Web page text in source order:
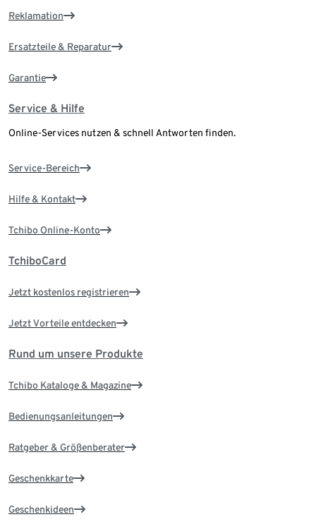
Reklamation
Ersatzteile & Reparatur
Garantie
Service & Hilfe
Online-Services nutzen & schnell Antworten finden.
Service-Bereich
Hilfe & Kontakt
Tchibo Online-Konto
TchiboCard
Jetzt kostenlos registrieren
Jetzt Vorteile entdecken
Rund um unsere Produkte
Tchibo Kataloge & Magazine
Bedienungsanleitungen
Ratgeber & Größenberater
Geschenkkarte
Geschenkideen